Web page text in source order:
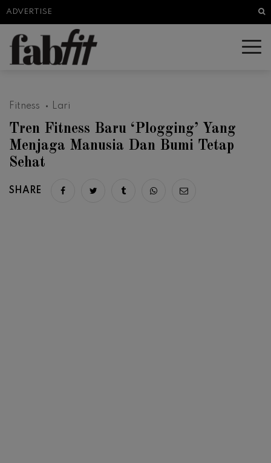
ADVERTISE
Fitness Lari
Tren Fitness Baru ‘Plogging’ Yang
Menjaga Manusia Dan Bumi Tetap
Sehat
SHARE Share on facebook
Share on twitter
Share on tumblr
Share via whatsapp
Share via email